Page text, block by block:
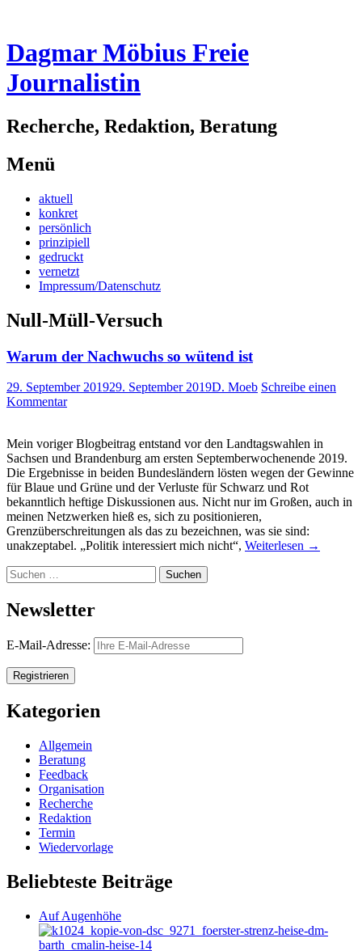
Dagmar Möbius Freie
Journalistin
Recherche, Redaktion, Beratung
Menü
Zum
Inhalt
springen
aktuell
konkret
persönlich
prinzipiell
gedruckt
vernetzt
Impressum/Datenschutz
Null-Müll-Versuch
Warum der Nachwuchs so wütend ist
29. September 201929. September 2019D. Moeb Schreibe einen
Kommentar
Mein voriger Blogbeitrag entstand vor den Landtagswahlen in
Sachsen und Brandenburg am ersten Septemberwochenende 2019.
Die Ergebnisse in beiden Bundesländern lösten wegen der Gewinne
für Blaue und Grüne und der Verluste für Schwarz und Rot
bekanntlich heftige Diskussionen aus. Nicht nur im Großen, auch in
meinen Netzwerken hieß es, sich zu positionieren,
Grenzüberschreitungen als das zu bezeichnen, was sie sind:
unakzeptabel. „Politik interessiert mich nicht“, Weiterlesen →
Suchen
nach:
Newsletter
E-Mail-Adresse:
Kategorien
Allgemein
Beratung
Feedback
Organisation
Recherche
Redaktion
Termin
Wiedervorlage
Beliebteste Beiträge
Auf Augenhöhe